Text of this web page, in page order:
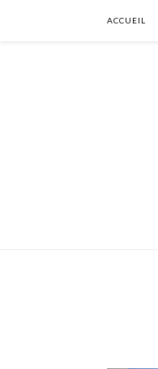
ACCUEIL